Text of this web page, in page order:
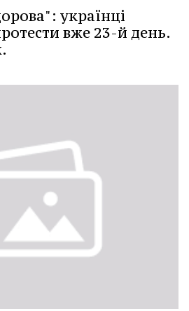
українці
вже 23-й день.